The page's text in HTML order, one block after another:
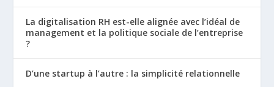
La digitalisation RH est-elle alignée avec l’idéal de
management et la politique sociale de l’entreprise
?
D’une startup à l’autre : la simplicité relationnelle